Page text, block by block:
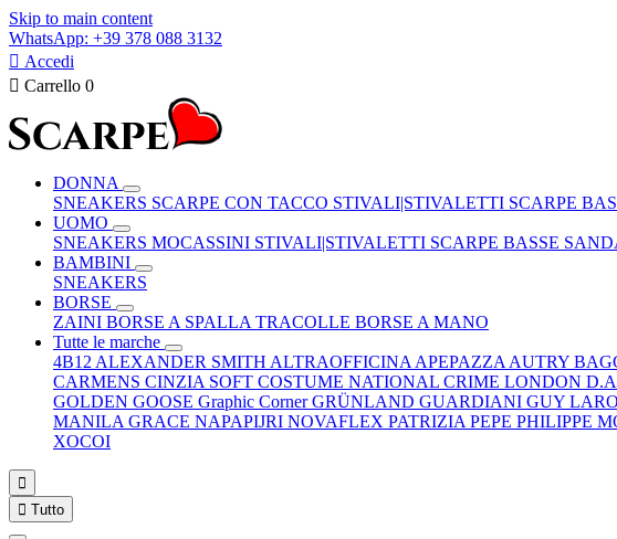
Skip to main content
WhatsApp: +39 378 088 3132
 Accedi
 Carrello 0
DONNA
SNEAKERS SCARPE CON TACCO STIVALI|STIVALETTI SCARPE
UOMO
SNEAKERS MOCASSINI STIVALI|STIVALETTI SCARPE BASSE
BAMBINI
SNEAKERS
BORSE
ZAINI BORSE A SPALLA TRACOLLE BORSE A MANO
Tutte le marche
4B12 ALEXANDER SMITH ALTRAOFFICINA APEPAZZA AUTRY
CARMENS CINZIA SOFT COSTUME NATIONAL CRIME LONDON
GOLDEN GOOSE Graphic CornerGRÜNLAND GUARDIANI GUY
MANILA GRACE NAPAPIJRI NOVAFLEX PATRIZIA PEPE PHILIPPE
XOCOI

 Tutto